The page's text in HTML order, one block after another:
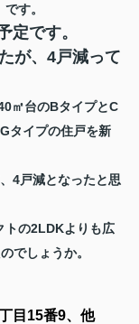
す。
定です。
が、4戸減って
㎡台のBタイプとC
タイプの住戸を新
4戸減となったと思
トの2LDKよりも広
でしょうか。
目15番9、他